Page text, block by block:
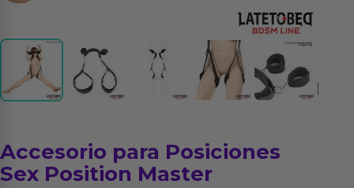
Accesorio para Posiciones
Sex Position Master